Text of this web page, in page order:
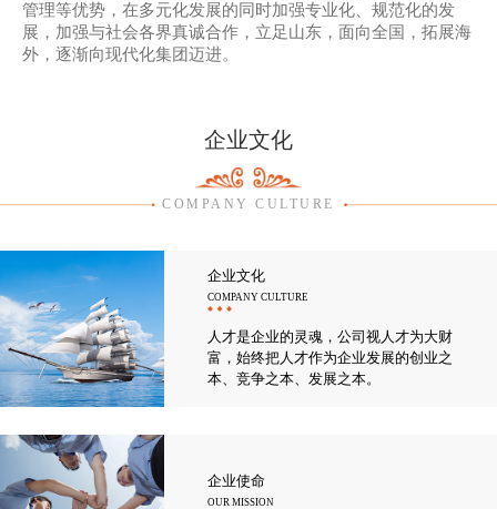
管理等优势，在多元化发展的同时加强专业化、规范化的发
展，加强与社会各界真诚合作，立足山东，面向全国，拓展海
外，逐渐向现代化集团迈进。
企业文化
COMPANY CULTURE
企业文化
COMPANY CULTURE
人才是企业的灵魂，公司视人才为大财
富，始终把人才作为企业发展的创业之
本、竞争之本、发展之本。
企业使命
OUR MISSION